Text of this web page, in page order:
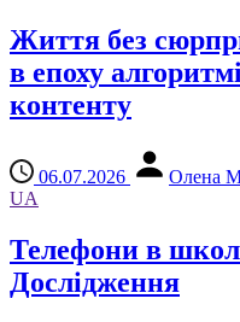
Життя без
в епоху
контенту
06.07.2026
Олена
UA
Телефони в
Дослідження